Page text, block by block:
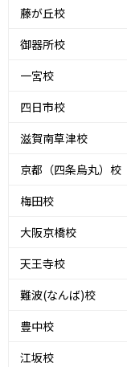
藤が丘校
御器所校
一宮校
四日市校
滋賀南草津校
京都（四条烏丸）校
梅田校
大阪京橋校
天王寺校
難波(なんば)校
豊中校
江坂校